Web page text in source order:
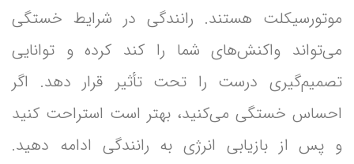
موتورسیکلت هستند. رانندگی در شرایط خستگی
می‌تواند واکنش‌های شما را کند کرده و توانایی
تصمیم‌گیری درست را تحت تأثیر قرار دهد. اگر
احساس خستگی می‌کنید، بهتر است استراحت کنید
و پس از بازیابی انرژی به رانندگی ادامه دهید.